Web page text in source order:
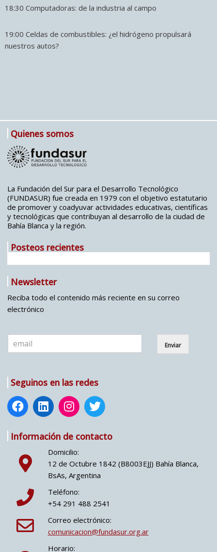
18:30 Computadoras: de la industria al campo
19:00 Celdas de combustibles: ¿el hidrógeno propulsará
nuestros autos?
Quienes somos
La Fundación del Sur para el Desarrollo Tecnológico
(FUNDASUR) fue creada en 1979 con el objetivo estatutario
de promover y coadyuvar actividades educativas, científicas
y tecnológicas que contribuyan al desarrollo de la ciudad de
Bahía Blanca y la región.
Posteos recientes
Newsletter
Reciba todo el contenido más reciente en su correo
electrónico
m
l
*
Enviar
Seguinos en las redes
Información de contacto
Domicilio:
12 de Octubre 1842 (B8003EJJ) Bahía Blanca,
BsAs, Argentina
Teléfono:
+54 291 488 2541
Correo electrónico:
comunicacion@fundasur.org.ar
Horario: